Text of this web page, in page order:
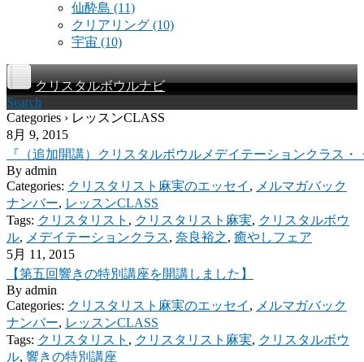
仙酔島 (11)
クリアリング (10)
宇宙 (10)
クリスタルボウルナビ
Search
Categories › レッスンCLASS
8月 9, 2015
『（追加開講）クリスタルボウルメデイテーションクラス・
By admin
Categories: クリスタリスト麻実のエッセイ , メルマガバック
ナンバー, レッスンCLASS
Tags: クリスタリスト , クリスタリスト麻実, クリスタルボウ
ル, メデイテーションクラス, 奈良裕之, 癒やしフェア
5月 11, 2015
【第五回響きの特別講座を開講しました】
By admin
Categories: クリスタリスト麻実のエッセイ , メルマガバック
ナンバー, レッスンCLASS
Tags: クリスタリスト , クリスタリスト麻実, クリスタルボウ
ル, 響きの特別講座